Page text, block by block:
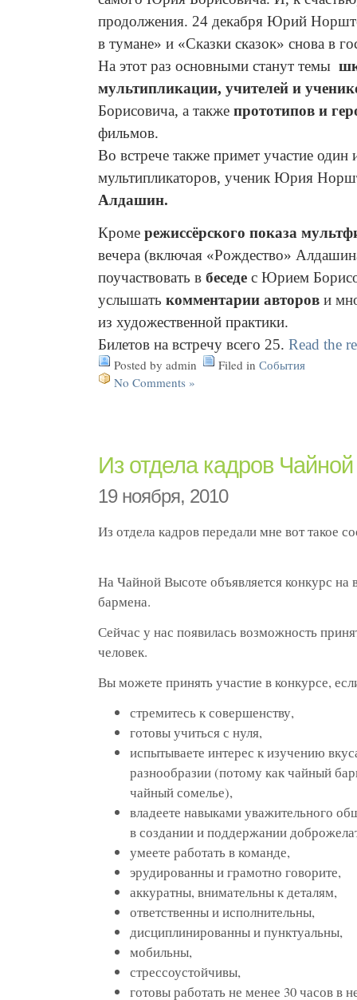
продолжения. 24 декабря Юрий
в тумане» и «Сказки сказок» снова в
На этот раз основными станут темы
мультипликации, учителей и
Борисовича, а также прототипов и
фильмов.
Во встрече также примет участие
мультипликаторов, ученик Юрия
Алдашин.
Кроме режиссёрского показа
вечера (включая «Рождество»
поучаствовать в беседе с Юрием
услышать комментарии авторов и
из художественной практики.
Билетов на встречу всего 25. Read the
Posted by admin Filed in События
No Comments »
Из отдела кадров
19 ноября, 2010
Из отдела кадров передали мне вот такое
На Чайной Высоте объявляется конкурс на
бармена.
Сейчас у нас появилась возможность
человек.
Вы можете принять участие в конкурсе,
стремитесь к совершенству,
готовы учиться с нуля,
испытываете интерес к изучению
разнообразии (потому как чайный
чайный сомелье),
владеете навыками уважительного
в создании и поддержании
умеете работать в команде,
эрудированны и грамотно говорите,
аккуратны, внимательны к деталям,
ответственны и исполнительны,
дисциплинированны и пунктуальны,
мобильны,
стрессоустойчивы,
готовы работать не менее 30 часов в